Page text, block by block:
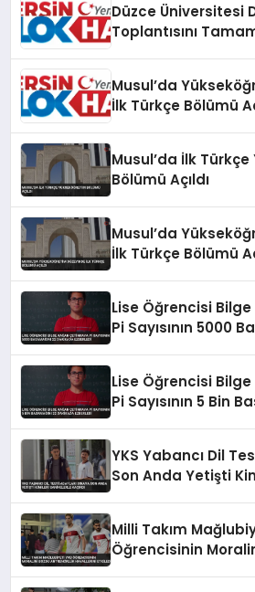
Düzce Üniversitesi
Toplantısını
Musul’da
İlk Türkçe Bölümü
Musul’da İlk
Bölümü Açıldı
Musul’da
İlk Türkçe Bölümü
Lise Öğrencisi
Pi Sayısının 5000
Lise Öğrencisi
Pi Sayısının 5 Bin
YKS Yabancı Dil
Son Anda Yetişti
Milli Takım
Öğrencisinin